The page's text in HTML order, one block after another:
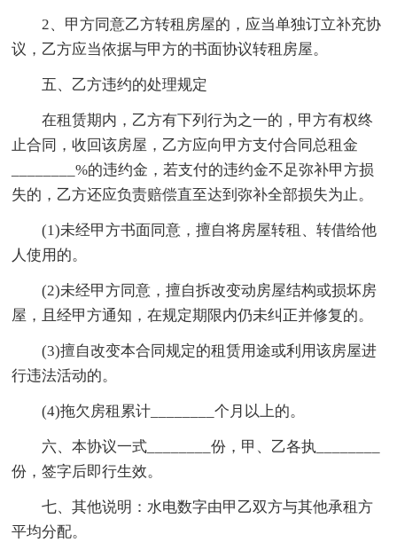
2、甲方同意乙方转租房屋的，应当单独订立补充协
议，乙方应当依据与甲方的书面协议转租房屋。
五、乙方违约的处理规定
在租赁期内，乙方有下列行为之一的，甲方有权终
止合同，收回该房屋，乙方应向甲方支付合同总租金
________%的违约金，若支付的违约金不足弥补甲方损
失的，乙方还应负责赔偿直至达到弥补全部损失为止。
(1)未经甲方书面同意，擅自将房屋转租、转借给他
人使用的。
(2)未经甲方同意，擅自拆改变动房屋结构或损坏房
屋，且经甲方通知，在规定期限内仍未纠正并修复的。
(3)擅自改变本合同规定的租赁用途或利用该房屋进
行违法活动的。
(4)拖欠房租累计________个月以上的。
六、本协议一式________份，甲、乙各执________
份，签字后即行生效。
七、其他说明：水电数字由甲乙双方与其他承租方
平均分配。